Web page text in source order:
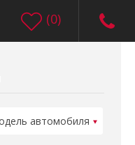
(0)